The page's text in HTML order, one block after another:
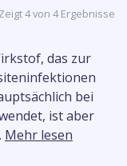
Zeigt 4 von 4 Ergebnisse
das zur
bei
ist aber
Mehr lesen